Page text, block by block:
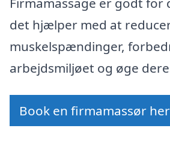
det hjælper med at
muskelspændinger,
arbejdsmiljøet og øge
Book en firmamassør her